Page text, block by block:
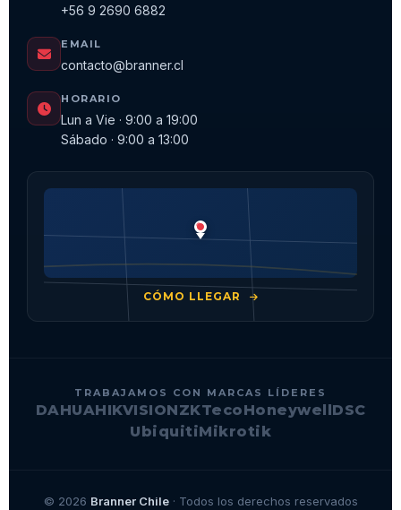
+56 9 2690 6882
EMAIL
contacto@branner.cl
HORARIO
Lun a Vie · 9:00 a 19:00
Sábado · 9:00 a 13:00
CÓMO LLEGAR
TRABAJAMOS CON MARCAS LÍDERES
DAHUAHIKVISIONZKTecoHoneywell DSC
UbiquitiMikrotik
© 2026 Branner Chile· Todos los derechos reservados